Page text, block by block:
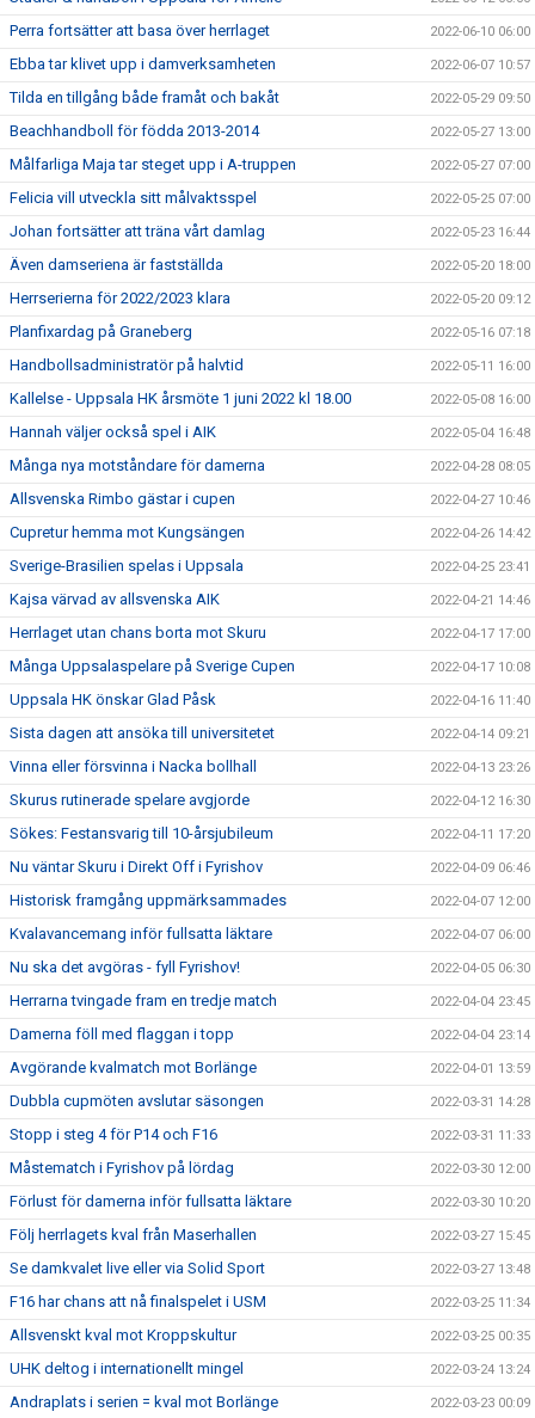
Perra fortsätter att basa över herrlaget 2022-06-10 06:00
Ebba tar klivet upp i damverksamheten 2022-06-07 10:57
Tilda en tillgång både framåt och bakåt 2022-05-29 09:50
Beachhandboll för födda 2013-2014 2022-05-27 13:00
Målfarliga Maja tar steget upp i A-truppen 2022-05-27 07:00
Felicia vill utveckla sitt målvaktsspel 2022-05-25 07:00
Johan fortsätter att träna vårt damlag 2022-05-23 16:44
Även damseriena är fastställda 2022-05-20 18:00
Herrserierna för 2022/2023 klara 2022-05-20 09:12
Planfixardag på Graneberg 2022-05-16 07:18
Handbollsadministratör på halvtid 2022-05-11 16:00
Kallelse - Uppsala HK årsmöte 1 juni 2022 kl 18.00 2022-05-08 16:00
Hannah väljer också spel i AIK 2022-05-04 16:48
Många nya motståndare för damerna 2022-04-28 08:05
Allsvenska Rimbo gästar i cupen 2022-04-27 10:46
Cupretur hemma mot Kungsängen 2022-04-26 14:42
Sverige-Brasilien spelas i Uppsala 2022-04-25 23:41
Kajsa värvad av allsvenska AIK 2022-04-21 14:46
Herrlaget utan chans borta mot Skuru 2022-04-17 17:00
Många Uppsalaspelare på Sverige Cupen 2022-04-17 10:08
Uppsala HK önskar Glad Påsk 2022-04-16 11:40
Sista dagen att ansöka till universitetet 2022-04-14 09:21
Vinna eller försvinna i Nacka bollhall 2022-04-13 23:26
Skurus rutinerade spelare avgjorde 2022-04-12 16:30
Sökes: Festansvarig till 10-årsjubileum 2022-04-11 17:20
Nu väntar Skuru i Direkt Off i Fyrishov 2022-04-09 06:46
Historisk framgång uppmärksammades 2022-04-07 12:00
Kvalavancemang inför fullsatta läktare 2022-04-07 06:00
Nu ska det avgöras - fyll Fyrishov! 2022-04-05 06:30
Herrarna tvingade fram en tredje match 2022-04-04 23:45
Damerna föll med flaggan i topp 2022-04-04 23:14
Avgörande kvalmatch mot Borlänge 2022-04-01 13:59
Dubbla cupmöten avslutar säsongen 2022-03-31 14:28
Stopp i steg 4 för P14 och F16 2022-03-31 11:33
Måstematch i Fyrishov på lördag 2022-03-30 12:00
Förlust för damerna inför fullsatta läktare 2022-03-30 10:20
Följ herrlagets kval från Maserhallen 2022-03-27 15:45
Se damkvalet live eller via Solid Sport 2022-03-27 13:48
F16 har chans att nå finalspelet i USM 2022-03-25 11:34
Allsvenskt kval mot Kroppskultur 2022-03-25 00:35
UHK deltog i internationellt mingel 2022-03-24 13:24
Andraplats i serien = kval mot Borlänge 2022-03-23 00:09